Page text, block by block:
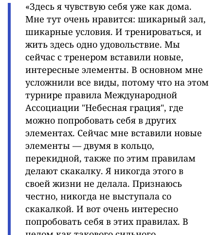
«Здесь я чувствую себя уже как дома.
Мне тут очень нравится: шикарный зал,
шикарные условия. И тренироваться, и
жить здесь одно удовольствие. Мы
сейчас с тренером вставили новые,
интересные элементы. В основном мне
усложнили все виды, потому что на этом
турнире правила Международной
Ассоциации "Небесная грация", где
можно попробовать себя в других
элементах. Сейчас мне вставили новые
элементы — двумя в кольцо,
перекидной, также по этим правилам
делают скакалку. Я никогда этого в
своей жизни не делала. Признаюсь
честно, никогда не выступала со
скакалкой. И вот очень интересно
попробовать себя в этих правилах. В